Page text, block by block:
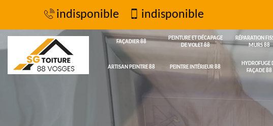
indisponible indisponible
FAÇADIER 88
PEINTURE ET DÉCAPAGE
DE VOLET 88
RÉPARATION
MURS 88
ARTISAN PEINTRE 88 PEINTRE INTÉRIEUR 88
HYDROFUGE
FAÇADE 88